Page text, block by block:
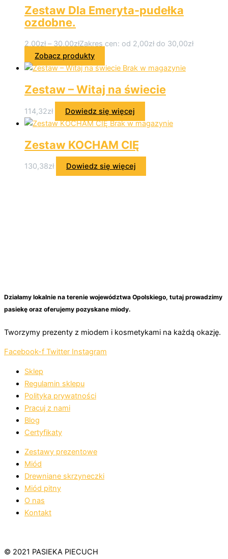
Zestaw Dla Emeryta-pudełka
ozdobne.
2,00zł – 30,00złZakres cen: od 2,00zł do 30,00zł
Zobacz produkty
Brak w magazynie
Zestaw – Witaj na świecie
114,32zł
Dowiedz się więcej
Brak w magazynie
Zestaw KOCHAM CIĘ
130,38zł Dowiedz się więcej
Działamy lokalnie na terenie województwa Opolskiego, tutaj prowadzimy
pasiekę oraz oferujemy pozyskane miody.
Tworzymy prezenty z miodem i kosmetykami na każdą okazję.
Facebook-f Twitter Instagram
Sklep
Regulamin sklepu
Polityka prywatności
Pracuj z nami
Blog
Certyfikaty
Zestawy prezentowe
Miód
Drewniane skrzyneczki
Miód pitny
O nas
Kontakt
© 2021 PASIEKA PIECUCH